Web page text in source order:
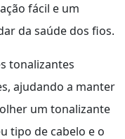
fácil e um
da saúde dos fios.
tonalizantes
ajudando a manter
um tonalizante
tipo de cabelo e o